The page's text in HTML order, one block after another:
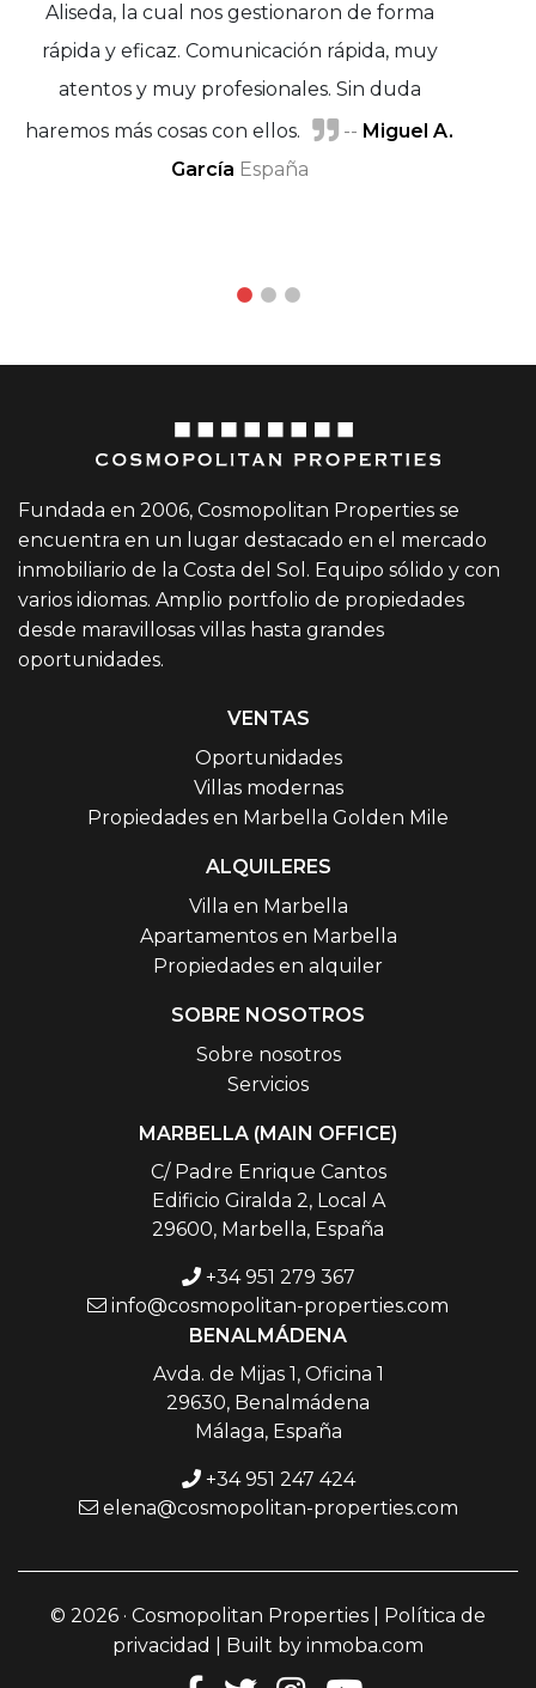
Aliseda, la cual nos gestionaron de forma
rápida y eficaz. Comunicación rápida, muy
atentos y muy profesionales. Sin duda
haremos más cosas con ellos.
-- Miguel A.
García España
Michel Rudolf
Fundada en 2006, Cosmopolitan Properties se
encuentra en un lugar destacado en el mercado
inmobiliario de la Costa del Sol. Equipo sólido y con
varios idiomas. Amplio portfolio de propiedades
desde maravillosas villas hasta grandes
oportunidades.
VENTAS
Oportunidades
Villas modernas
Propiedades en Marbella Golden Mile
ALQUILERES
Villa en Marbella
Apartamentos en Marbella
Propiedades en alquiler
SOBRE NOSOTROS
Sobre nosotros
Servicios
MARBELLA (MAIN OFFICE)
C/ Padre Enrique Cantos
Edificio Giralda 2, Local A
29600, Marbella, España
+34 951 279 367
info@cosmopolitan-properties.com
BENALMÁDENA
Avda. de Mijas 1, Oficina 1
29630, Benalmádena
Málaga, España
+34 951 247 424
elena@cosmopolitan-properties.com
© 2026 · Cosmopolitan Properties |
Política de
privacidad
| Built by inmoba.com